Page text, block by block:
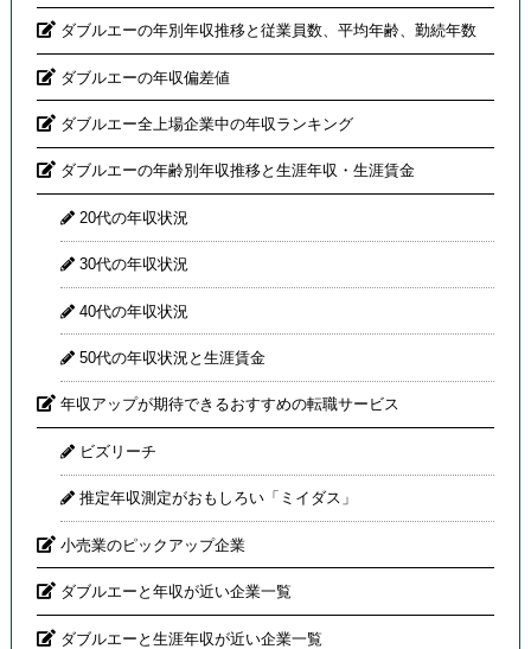
ダブルエーの年別年収推移と従業員数、平均年齢、勤続年数
ダブルエーの年収偏差値
ダブルエー全上場企業中の年収ランキング
ダブルエーの年齢別年収推移と生涯年収・生涯賃金
20代の年収状況
30代の年収状況
40代の年収状況
50代の年収状況と生涯賃金
年収アップが期待できるおすすめの転職サービス
ビズリーチ
推定年収測定がおもしろい「ミイダス」
小売業のピックアップ企業
ダブルエーと年収が近い企業一覧
ダブルエーと生涯年収が近い企業一覧